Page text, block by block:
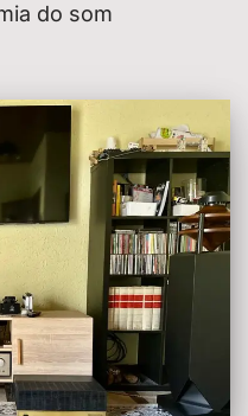
do som